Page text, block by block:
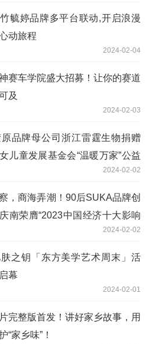
毓婷品牌多平台联动,开启浪漫
动旅程
2024-02-04
赛车学院盛大招募！让你的赛道
及
2024-02-03
原品牌母公司浙江雷霆生物捐赠
儿童发展基金会“温暖万家”公益
2024-02-02
，商海弄潮！90后SUKA品牌创
南荣膺“2023中国经济十大影响
2024-02-02
之钥「东方美学艺术周末」活
幕
2024-02-01
完整版首发！讲好家乡故事，用
“家乡味”！